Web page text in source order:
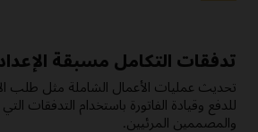
تدفقات التكامل مسبقة
تحديث عمليات الأعمال الشاملة مثل طلب
للدفع وقيادة الفاتورة باستخدام التدفقات
والمصممين المرئيين.